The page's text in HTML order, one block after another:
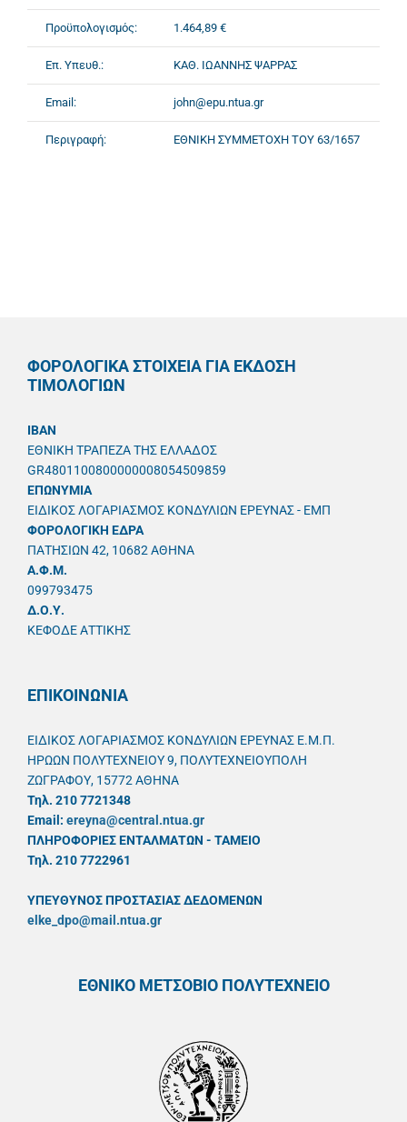
Προϋπολογισμός: 1.464,89 €
Επ. Υπευθ.: ΚΑΘ. ΙΩΑΝΝΗΣ ΨΑΡΡΑΣ
Email: john@epu.ntua.gr
Περιγραφή: ΕΘΝΙΚΗ ΣΥΜΜΕΤΟΧΗ ΤΟΥ 63/1657
ΦΟΡΟΛΟΓΙΚΑ ΣΤΟΙΧΕΙΑ ΓΙΑ ΕΚΔΟΣΗ
ΤΙΜΟΛΟΓΙΩΝ
IBAN
ΕΘΝΙΚΗ ΤΡΑΠΕΖΑ ΤΗΣ ΕΛΛΑΔΟΣ
GR4801100800000008054509859
ΕΠΩΝΥΜΙΑ
ΕΙΔΙΚΟΣ ΛΟΓΑΡΙΑΣΜΟΣ ΚΟΝΔΥΛΙΩΝ ΕΡΕΥΝΑΣ - ΕΜΠ
ΦΟΡΟΛΟΓΙΚΗ ΕΔΡΑ
ΠΑΤΗΣΙΩΝ 42, 10682 ΑΘΗΝΑ
A.Φ.Μ.
099793475
Δ.Ο.Υ.
ΚΕΦΟΔΕ ΑΤΤΙΚΗΣ
ΕΠΙΚΟΙΝΩΝΙΑ
ΕΙΔΙΚΟΣ ΛΟΓΑΡΙΑΣΜΟΣ ΚΟΝΔΥΛΙΩΝ ΕΡΕΥΝΑΣ Ε.Μ.Π.
ΗΡΩΩΝ ΠΟΛΥΤΕΧΝΕΙΟΥ 9, ΠΟΛΥΤΕΧΝΕΙΟΥΠΟΛΗ
ΖΩΓΡΑΦΟΥ, 15772 ΑΘΗΝΑ
Τηλ. 210 7721348
Email: ereyna@central.ntua.gr
ΠΛΗΡΟΦΟΡΙΕΣ ΕΝΤΑΛΜΑΤΩΝ - ΤΑΜΕΙΟ
Τηλ. 210 7722961
ΥΠΕΥΘYΝΟΣ ΠΡΟΣΤΑΣΙΑΣ ΔΕΔΟΜΕΝΩΝ
elke_dpo@mail.ntua.gr
ΕΘΝΙΚΟ ΜΕΤΣΟΒΙΟ ΠΟΛΥΤΕΧΝΕΙΟ